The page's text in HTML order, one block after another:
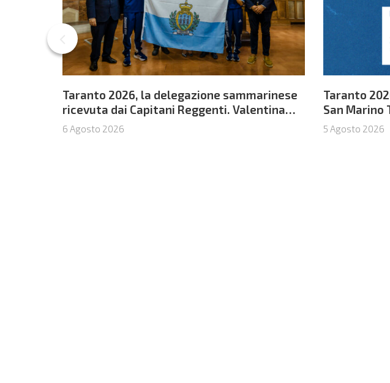
Taranto 2026, la delegazione sammarinese
ricevuta dai Capitani Reggenti. Valentina
Venerucci e Jacopo Frisoni i due
portabandiera
6 Agosto 2026
Taranto
San Marino
5 Agosto 2026